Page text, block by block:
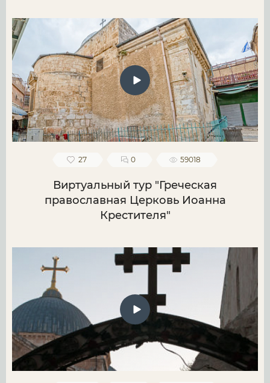
27 0 59018
Виртуальный тур "Греческая
православная Церковь Иоанна
Крестителя"